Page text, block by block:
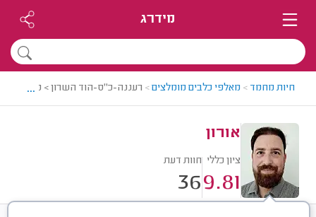
מידרג
חיות מחמד > מאלפי כלבים מומלצים> רעננה-כ"ס-הוד השרון > מאלף
...
אורון
ציון כללי
9.81
חוות דעת
36